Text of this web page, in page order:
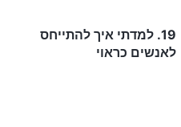
19. למדתי איך להתייחס
לאנשים כראוי